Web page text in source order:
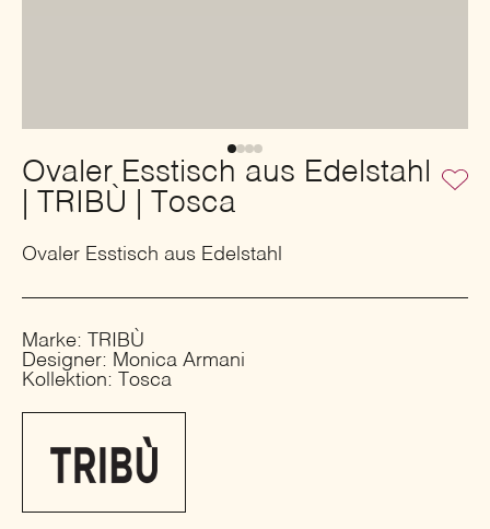
Ovaler Esstisch aus Edelstahl
| TRIBÙ | Tosca
Ovaler Esstisch aus Edelstahl
Marke: TRIBÙ
Designer: Monica Armani
Kollektion: Tosca